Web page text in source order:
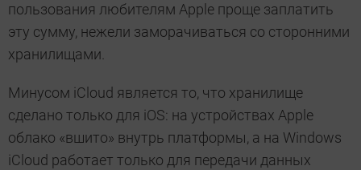
пользования любителям Apple проще заплатить
эту сумму, нежели заморачиваться со сторонними
хранилищами.
Минусом iCloud является то, что хранилище
сделано только для iOS: на устройствах Apple
облако «вшито» внутрь платформы, а на Windows
iCloud работает только для передачи данных